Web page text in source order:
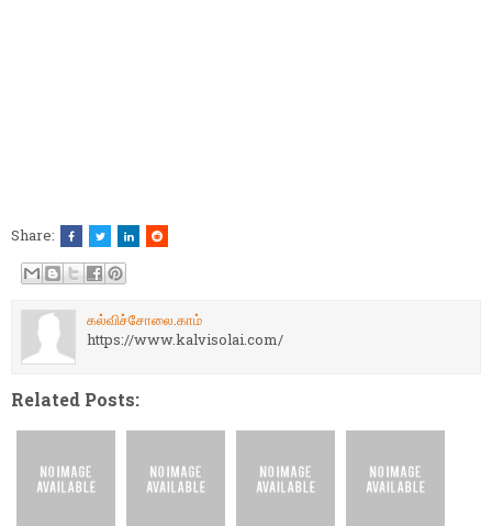
Share:
கல்விச்சோலை.காம்
https://www.kalvisolai.com/
Related Posts: